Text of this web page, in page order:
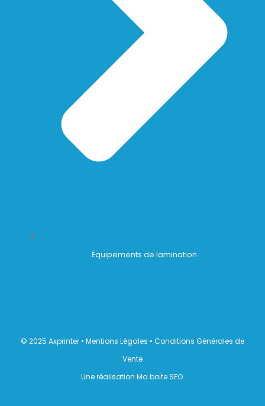
Équipements de lamination
© 2025 Axprinter • Mentions Légales • Conditions Générales de
Vente
Une réalisation Ma boite SEO